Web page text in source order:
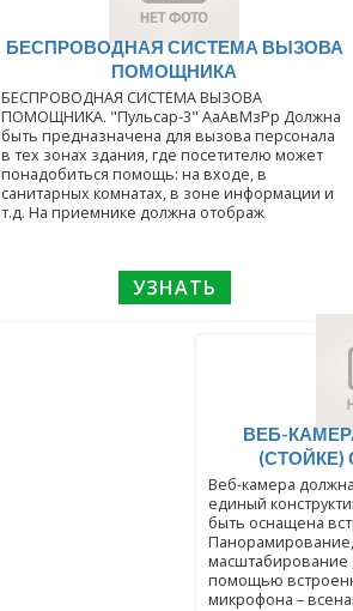
БЕСПРОВОДНАЯ СИСТЕМА ВЫЗОВА
ПОМОЩНИКА
БЕСПРОВОДНАЯ СИСТЕМА ВЫЗОВА
ПОМОЩНИКА. "Пульсар-3" АаАвМзРр Должна
быть предназначена для вызова персонала
в тех зонах здания, где посетителю может
понадобиться помощь: на входе, в
санитарных комнатах, в зоне информации и
т.д. На приемнике должна отображ
УЗНАТЬ
ВЕБ-
Веб-камера
единый
быть оснащена
масштабирование
помощью
микрофона –